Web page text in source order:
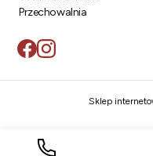
Przechowalnia
Sklep